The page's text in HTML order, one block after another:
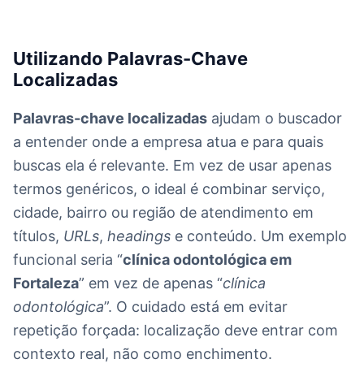
Utilizando Palavras-Chave
Localizadas
Palavras-chave localizadas ajudam o buscador
a entender onde a empresa atua e para quais
buscas ela é relevante. Em vez de usar apenas
termos genéricos, o ideal é combinar serviço,
cidade, bairro ou região de atendimento em
títulos, URLs, headings e conteúdo. Um exemplo
funcional seria “clínica odontológica em
Fortaleza” em vez de apenas “clínica
odontológica”. O cuidado está em evitar
repetição forçada: localização deve entrar com
contexto real, não como enchimento.